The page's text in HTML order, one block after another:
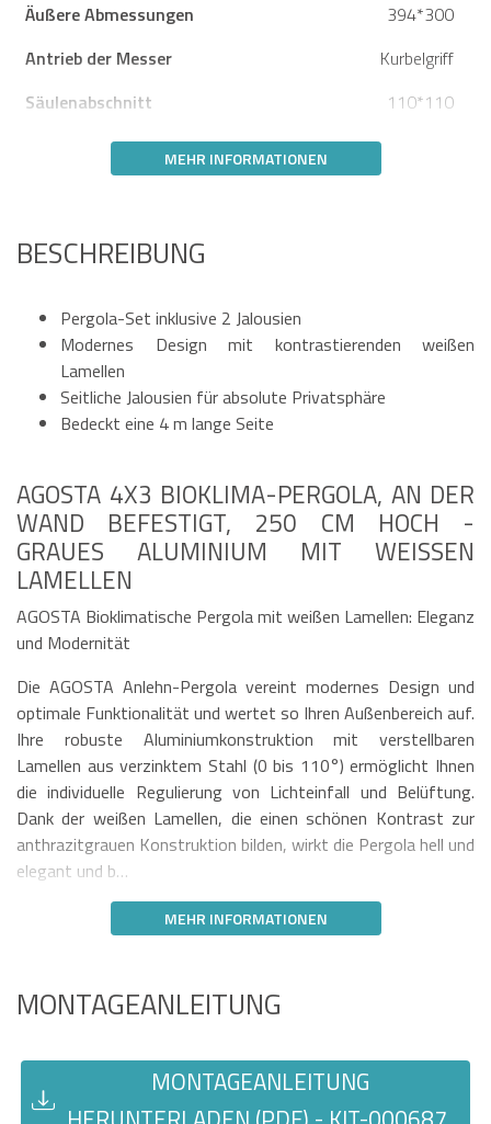
Äußere Abmessungen
394*300
Antrieb der Messer
Kurbelgriff
Säulenabschnitt
110*110
MEHR INFORMATIONEN
BESCHREIBUNG
Pergola-Set inklusive 2 Jalousien
Modernes Design mit kontrastierenden weißen
Lamellen
Seitliche Jalousien für absolute Privatsphäre
Bedeckt eine 4 m lange Seite
AGOSTA 4X3 BIOKLIMA-PERGOLA, AN DER
WAND BEFESTIGT, 250 CM HOCH -
GRAUES ALUMINIUM MIT WEISSEN L
AMELLEN
AGOSTA Bioklimatische Pergola mit weißen Lamellen: Eleganz
und Modernität
Die AGOSTA Anlehn-Pergola vereint modernes Design und
optimale Funktionalität und wertet so Ihren Außenbereich auf.
Ihre robuste Aluminiumkonstruktion mit verstellbaren
Lamellen aus verzinktem Stahl (0 bis 110°) ermöglicht Ihnen
die individuelle Regulierung von Lichteinfall und Belüftung.
Dank der weißen Lamellen, die einen schönen Kontrast zur
anthrazitgrauen Konstruktion bilden, wirkt die Pergola hell und
elegant und b…
MEHR INFORMATIONEN
MONTAGEANLEITUNG
MONTAGEANLEITUNG